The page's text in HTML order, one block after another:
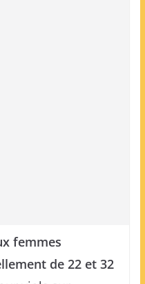
femmes
de 22 et 32